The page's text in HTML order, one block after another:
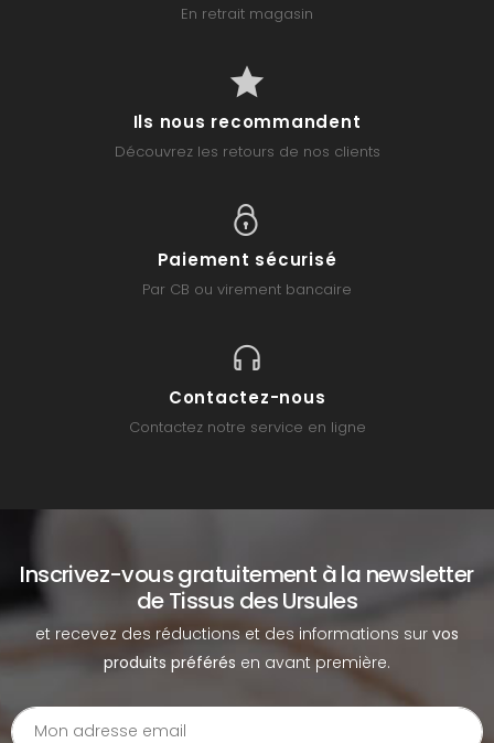
En retrait magasin
Ils nous recommandent
Découvrez les retours de nos clients
Paiement sécurisé
Par CB ou virement bancaire
Contactez-nous
Contactez notre service en ligne
Inscrivez-vous gratuitement à la newsletter
de Tissus des Ursules
et recevez des réductions et des informations sur vos
produits préférés en avant première.